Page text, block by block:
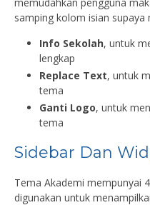
samping kolom isian
Info Sekolah, untuk
lengkap
Replace Text, untuk
tema
Ganti Logo, untuk
tema
Sidebar Dan
Tema Akademi mempunyai
digunakan untuk